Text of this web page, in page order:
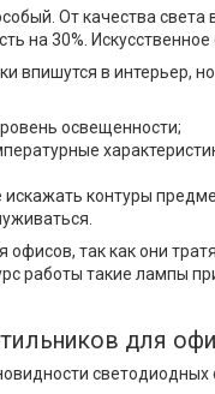
От качества
на 30%.
впишутся в интерьер,
освещенности;
искажать контуры
офисов, так как они
работы такие лампы
для
светодиодных